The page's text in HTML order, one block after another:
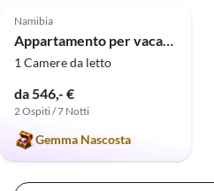
Namibia
1 Camere da letto
da 546,- €
2 Ospiti / 7 Notti
Gemma Nascosta